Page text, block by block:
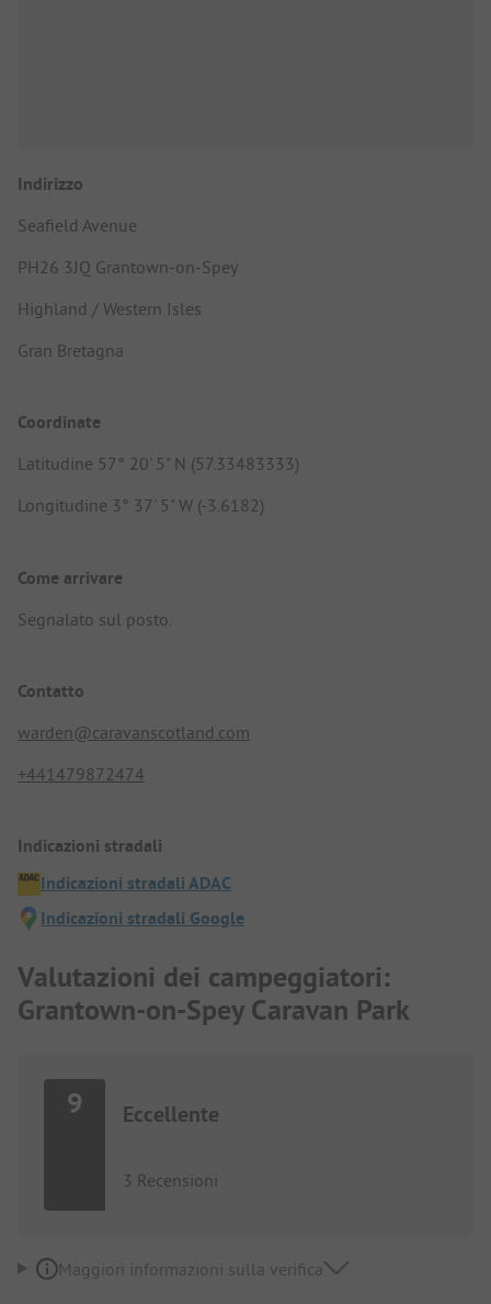
Indirizzo
Seafield Avenue
PH26 3JQ Grantown-on-Spey
Highland / Western Isles
Gran Bretagna
Coordinate
Latitudine 57° 20' 5" N (57.33483333)
Longitudine 3° 37' 5" W (-3.6182)
Come arrivare
Segnalato sul posto.
Contatto
warden@caravanscotland.com
+441479872474
Indicazioni stradali
Indicazioni stradali ADAC
Indicazioni stradali Google
Valutazioni dei campeggiatori:
Grantown-on-Spey Caravan Park
9 Eccellente
3 Recensioni
Maggiori informazioni sulla verifica